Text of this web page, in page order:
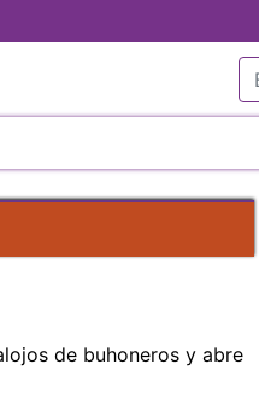
de buhoneros y abre